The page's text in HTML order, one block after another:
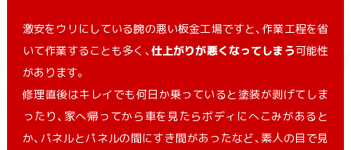
激安をウリにしている腕の悪い板金工場ですと、作業工程を省
いて作業することも多く、仕上がりが悪くなってしまう可能性
があります。
修理直後はキレイでも何日か乗っていると塗装が剥げてしま
ったり、家へ帰ってから車を見たらボディにへこみがあると
か、パネルとパネルの間にすき間があったなど、素人の目で見